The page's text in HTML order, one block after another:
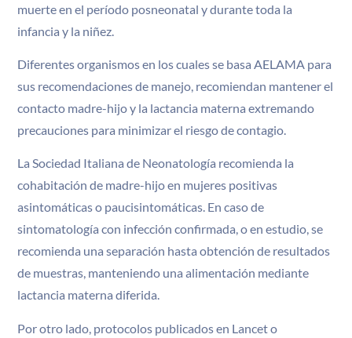
muerte en el período posneonatal y durante toda la
infancia y la niñez.
Diferentes organismos en los cuales se basa AELAMA para
sus recomendaciones de manejo, recomiendan mantener el
contacto madre-hijo y la lactancia materna extremando
precauciones para minimizar el riesgo de contagio.
La Sociedad Italiana de Neonatología recomienda la
cohabitación de madre-hijo en mujeres positivas
asintomáticas o paucisintomáticas. En caso de
sintomatología con infección confirmada, o en estudio, se
recomienda una separación hasta obtención de resultados
de muestras, manteniendo una alimentación mediante
lactancia materna diferida.
Por otro lado, protocolos publicados en Lancet o